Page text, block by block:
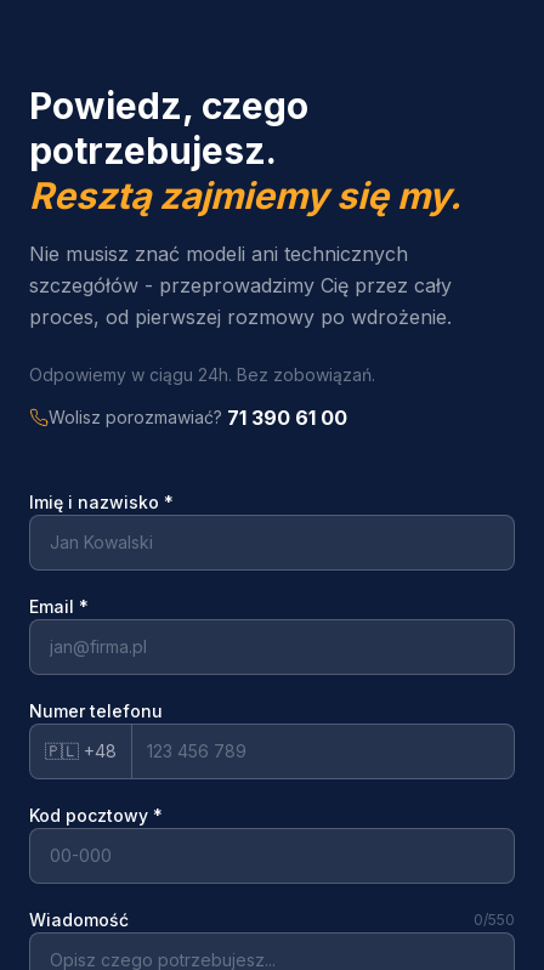
Powiedz, czego
potrzebujesz.
Resztą zajmiemy się my.
Nie musisz znać modeli ani technicznych
szczegółów - przeprowadzimy Cię przez cały
proces, od pierwszej rozmowy po wdrożenie.
Odpowiemy w ciągu 24h. Bez zobowiązań.
Wolisz porozmawiać? 71 390 61 00
Imię i nazwisko *
Email *
Numer telefonu
🇵🇱 +48
Kod pocztowy *
Wiadomość 0/550